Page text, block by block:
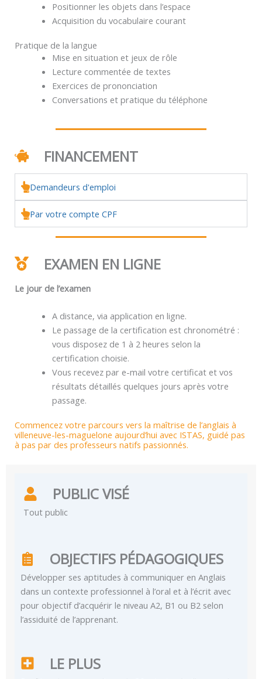
Positionner les objets dans l’espace
Acquisition du vocabulaire courant
Pratique de la langue
Mise en situation et jeux de rôle
Lecture commentée de textes
Exercices de prononciation
Conversations et pratique du téléphone
FINANCEMENT
Demandeurs d'emploi
Par votre compte CPF
EXAMEN EN LIGNE
Le jour de l’examen
A distance, via application en ligne.
Le passage de la certification est chronométré :
vous disposez de 1 à 2 heures selon la
certification choisie.
Vous recevez par e-mail votre certificat et vos
résultats détaillés quelques jours après votre
passage.
Commencez votre parcours vers la maîtrise de l’anglais à
villeneuve-les-maguelone aujourd’hui avec ISTAS, guidé pas
à pas par des professeurs natifs passionnés.
PUBLIC VISÉ
Tout public
OBJECTIFS PÉDAGOGIQUES
Développer ses aptitudes à communiquer en Anglais
dans un contexte professionnel à l’oral et à l’écrit avec
pour objectif d’acquérir le niveau A2, B1 ou B2 selon
l’assiduité de l’apprenant.
LE PLUS